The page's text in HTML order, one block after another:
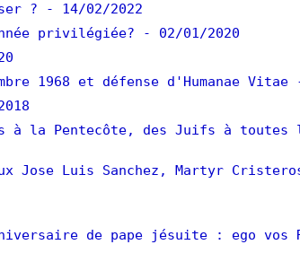
?
- 14/02/2022
privilégiée?
- 02/01/2020
1968 et défense d'Humanae Vitae
à la Pentecôte, des Juifs à
Jose Luis Sanchez, Martyr
de pape jésuite : ego vos